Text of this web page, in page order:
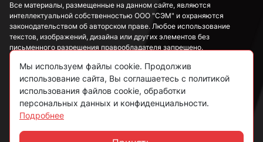
Все материалы, размещенные на данном сайте, являются
интеллектуальной собственностью ООО "СЭМ" и охраняются
законодательством об авторском праве. Любое использование
текстов, изображений, дизайна или других элементов без
письменного разрешения правообладателя запрещено.
Информация, представленная на сайте, носит исключительно
ознакомительный характер и не может рассматриваться как
публичная оферта в соответствии со ст. 437 ГК РФ.
Политика конфиденциальности
Согласие на обработку данных
Мы используем файлы cookie. Продолжив
использование сайта, Вы соглашаетесь с политикой
использования файлов cookie, обработки
персональных данных и конфиденциальности.
Подробнее